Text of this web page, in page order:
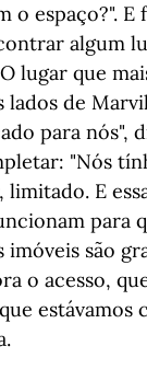
o espaço?".
algum
lugar que
lados de
para nós",
"Nós
E
para
imóveis são
o acesso,
estávamos